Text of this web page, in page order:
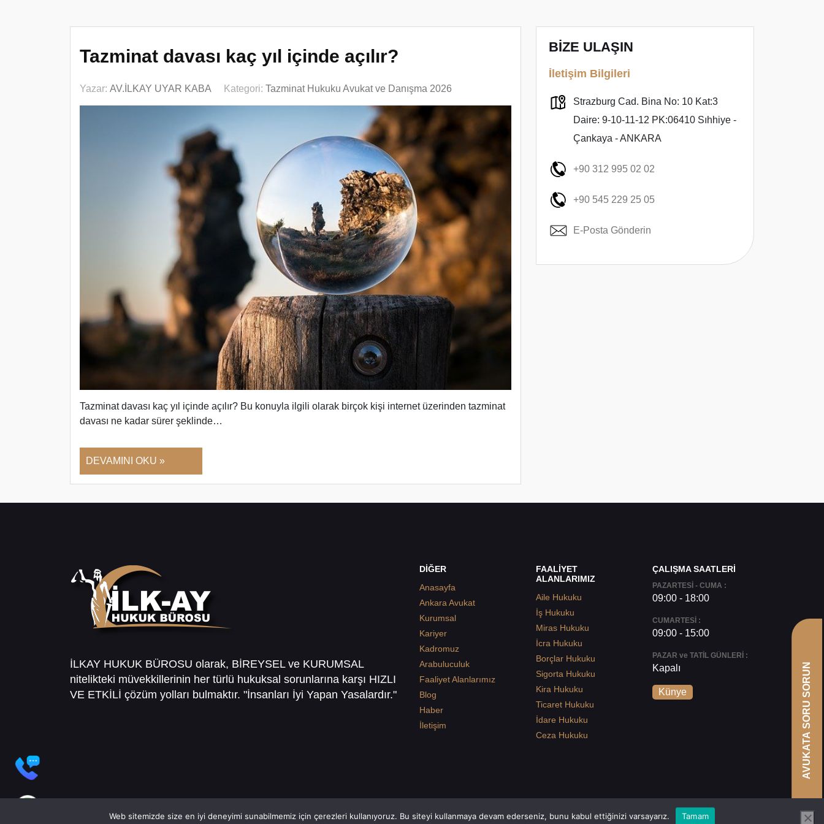
Tazminat davası kaç yıl içinde açılır?
Yazar: AV.İLKAY UYAR KABA Kategori: Tazminat Hukuku Avukat ve Danışma 2026
Tazminat davası kaç yıl içinde açılır? Bu konuyla ilgili olarak birçok kişi internet üzerinden tazminat
davası ne kadar sürer şeklinde…
DEVAMINI OKU »
BİZE ULAŞIN
İletişim Bilgileri
Strazburg Cad. Bina No: 10 Kat:3
Daire: 9-10-11-12 PK:06410 Sıhhiye -
Çankaya - ANKARA
+90 312 995 02 02
+90 545 229 25 05
E-Posta Gönderin
İLKAY HUKUK BÜROSU olarak, BİREYSEL ve KURUMSAL
nitelikteki müvekkillerinin her türlü hukuksal sorunlarına karşı HIZLI
VE ETKİLİ çözüm yolları bulmaktır. "İnsanları İyi Yapan Yasalardır."
DİĞER
Anasayfa
Ankara Avukat
Kurumsal
Kariyer
Kadromuz
Arabuluculuk
Faaliyet Alanlarımız
Blog
Haber
İletişim
FAALİYET
ALANLARIMIZ
Aile Hukuku
İş Hukuku
Miras Hukuku
İcra Hukuku
Borçlar Hukuku
Sigorta Hukuku
Kira Hukuku
Ticaret Hukuku
İdare Hukuku
Ceza Hukuku
ÇALIŞMA SAATLERİ
PAZARTESİ - CUMA :
09:00 - 18:00
CUMARTESİ :
09:00 - 15:00
PAZAR ve TATİL GÜNLERİ :
Kapalı
Künye
Web sitemizde size en iyi deneyimi sunabilmemiz için çerezleri kullanıyoruz. Bu siteyi kullanmaya devam ederseniz, bunu kabul ettiğinizi varsayarız. Tamam
AVUKATA SORU SORUN